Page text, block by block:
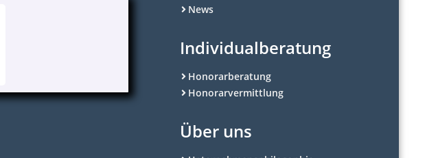
News
Individualberatung
Honorarberatung
Honorarvermittlung
Über uns